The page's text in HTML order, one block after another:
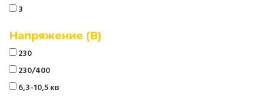
3
Напряжение (В)
230
230/400
6,3-10,5 кв